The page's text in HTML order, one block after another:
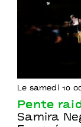
Le samedi 10
Pente
Samira